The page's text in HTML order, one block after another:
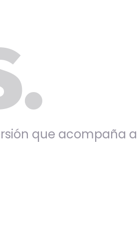
que acompaña